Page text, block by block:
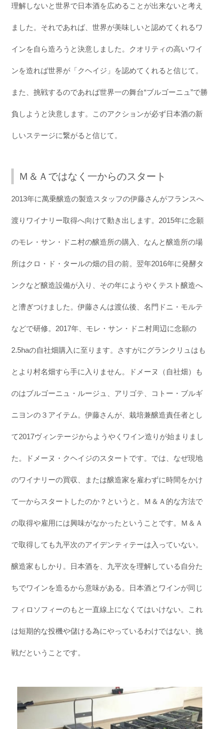
理解しないと世界で日本酒を広めることが出来ないと考え
ました。それであれば、世界が美味しいと認めてくれるワ
インを自ら造ろうと決意しました。クオリティの高いワイ
ンを造れば世界が「クヘイジ」を認めてくれると信じて。
また、挑戦するのであれば世界一の舞台“ブルゴーニュ”で勝
負しようと決意します。このアクションが必ず日本酒の新
しいステージに繋がると信じて。
Ｍ＆Ａではなく一からのスタート
2013年に萬乗醸造の製造スタッフの伊藤さんがフランスへ
渡りワイナリー取得へ向けて動き出します。2015年に念願
のモレ・サン・ドニ村の醸造所の購入、なんと醸造所の場
所はクロ・ド・タールの畑の目の前。翌年2016年に発酵タ
ンクなど醸造設備が入り、その年にようやくテスト醸造へ
と漕ぎつけました。伊藤さんは渡仏後、名門ドニ・モルテ
などで研修。2017年、モレ・サン・ドニ村周辺に念願の
2.5haの自社畑購入に至ります。さすがにグランクリュはも
とより村名畑すら手に入りません。ドメーヌ（自社畑）も
のはブルゴーニュ・ルージュ、アリゴテ、コトー・ブルギ
ニヨンの３アイテム。伊藤さんが、栽培兼醸造責任者とし
て2017ヴィンテージからようやくワイン造りが始まりまし
た。ドメーヌ・クヘイジのスタートです。では、なぜ現地
のワイナリーの買収、または醸造家を雇わずに時間をかけ
て一からスタートしたのか？というと。Ｍ＆Ａ的な方法で
の取得や雇用には興味がなかったということです。Ｍ＆Ａ
で取得しても九平次のアイデンティテーは入っていない。
醸造家もしかり。日本酒を、九平次を理解している自分た
ちでワインを造るから意味がある。日本酒とワインが同じ
フィロソフィーのもと一直線上になくてはいけない。これ
は短期的な投機や儲ける為にやっているわけではない、挑
戦だということです。